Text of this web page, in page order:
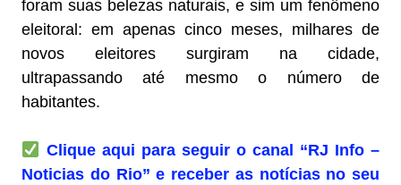
foram suas belezas naturais, e sim um fenômeno
eleitoral: em apenas cinco meses, milhares de
novos eleitores surgiram na cidade,
ultrapassando até mesmo o número de
habitantes.
Clique aqui para seguir o canal “RJ Info –
Noticias do Rio” e receber as notícias no seu